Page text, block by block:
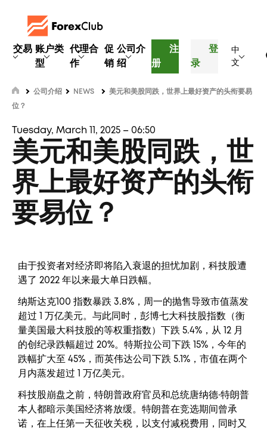
交易 账户类
型
代理合
作
促
销
公司介
绍
注
册
登
录
中
文
公司介绍 NEWS 美元和美股同跌，世界上最好资产的头衔要易
位？
Tuesday, March 11, 2025 – 06:50
美元和美股同跌，世
界上最好资产的头衔
要易位？
由于投资者对经济即将陷入衰退的担忧加剧，科技股遭
遇了 2022 年以来最大单日跌幅。
纳斯达克100 指数暴跌 3.8%，周一的抛售导致市值蒸发
超过 1 万亿美元。与此同时，彭博七大科技股指数（衡
量美国最大科技股的等权重指数）下跌 5.4%，从 12 月
的创纪录跌幅超过 20%。特斯拉公司下跌 15%，今年的
跌幅扩大至 45%，而英伟达公司下跌 5.1%，市值在两个
月内蒸发超过 1 万亿美元。
科技股崩盘之前，特朗普政府官员和总统唐纳德·特朗普
本人都暗示美国经济将放缓。特朗普在竞选期间曾承
诺，在上任第一天征收关税，以支付减税费用，同时又